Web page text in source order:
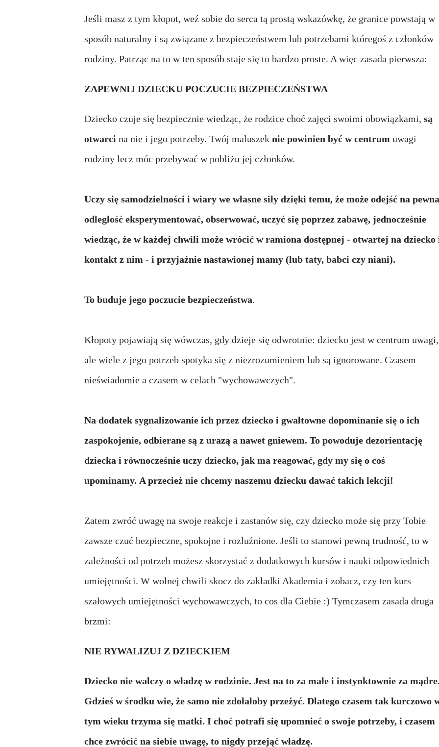
Jeśli masz z tym kłopot, weź sobie do serca tą prostą wskazówkę, że granice powstają w
sposób naturalny i są związane z bezpieczeństwem lub potrzebami któregoś z członków
rodziny. Patrząc na to w ten sposób staje się to bardzo proste. A więc zasada pierwsza:
ZAPEWNIJ DZIECKU POCZUCIE BEZPIECZEŃSTWA
Dziecko czuje się bezpiecznie wiedząc, że rodzice choć zajęci swoimi obowiązkami, są
otwarci na nie i jego potrzeby. Twój maluszek nie powinien być w centrum uwagi
rodziny lecz móc przebywać w pobliżu jej członków.
Uczy się samodzielności i wiary we własne siły dzięki temu, że może odejść na pewna
odległość eksperymentować, obserwować, uczyć się poprzez zabawę, jednocześnie
wiedząc, że w każdej chwili może wrócić w ramiona dostępnej - otwartej na dziecko
kontakt z nim - i przyjaźnie nastawionej mamy (lub taty, babci czy niani).
To buduje jego poczucie bezpieczeństwa.
Kłopoty pojawiają się wówczas, gdy dzieje się odwrotnie: dziecko jest w centrum uwagi,
ale wiele z jego potrzeb spotyka się z niezrozumieniem lub są ignorowane. Czasem
nieświadomie a czasem w celach "wychowawczych".
Na dodatek sygnalizowanie ich przez dziecko i gwałtowne dopominanie się o ich
zaspokojenie, odbierane są z urazą a nawet gniewem. To powoduje dezorientację
dziecka i równocześnie uczy dziecko, jak ma reagować, gdy my się o coś
upominamy. A przecież nie chcemy naszemu dziecku dawać takich lekcji!
Zatem zwróć uwagę na swoje reakcje i zastanów się, czy dziecko może się przy Tobie
zawsze czuć bezpieczne, spokojne i rozluźnione. Jeśli to stanowi pewną trudność, to w
zależności od potrzeb możesz skorzystać z dodatkowych kursów i nauki odpowiednich
umiejętności. W wolnej chwili skocz do zakładki Akademia i zobacz, czy ten kurs
szałowych umiejętności wychowawczych, to cos dla Ciebie :) Tymczasem zasada druga
brzmi:
NIE RYWALIZUJ Z DZIECKIEM
Dziecko nie walczy o władzę w rodzinie. Jest na to za małe i instynktownie za
Gdzieś w środku wie, że samo nie zdołałoby przeżyć. Dlatego czasem tak kurczowo
tym wieku trzyma się matki. I choć potrafi się upomnieć o swoje potrzeby, i czasem
chce zwrócić na siebie uwagę, to nigdy przejąć władzę.